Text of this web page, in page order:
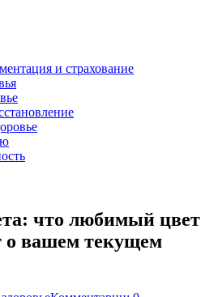
и страхование
что любимый цвет
о вашем текущем